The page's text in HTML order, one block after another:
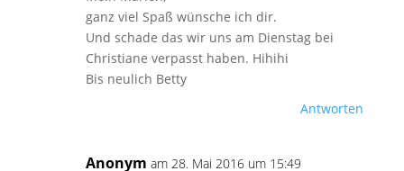
ganz viel Spaß wünsche ich dir.
Und schade das wir uns am Dienstag bei
Christiane verpasst haben. Hihihi
Bis neulich Betty
Antworten
Anonym am 28. Mai 2016 um 15:49